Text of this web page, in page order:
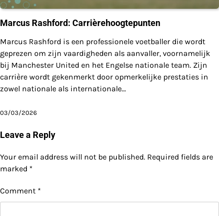
Marcus Rashford: Carrièrehoogtepunten
Marcus Rashford is een professionele voetballer die wordt
geprezen om zijn vaardigheden als aanvaller, voornamelijk
bij Manchester United en het Engelse nationale team. Zijn
carrière wordt gekenmerkt door opmerkelijke prestaties in
zowel nationale als internationale…
03/03/2026
Leave a Reply
Your email address will not be published. Required fields are
marked *
Comment *